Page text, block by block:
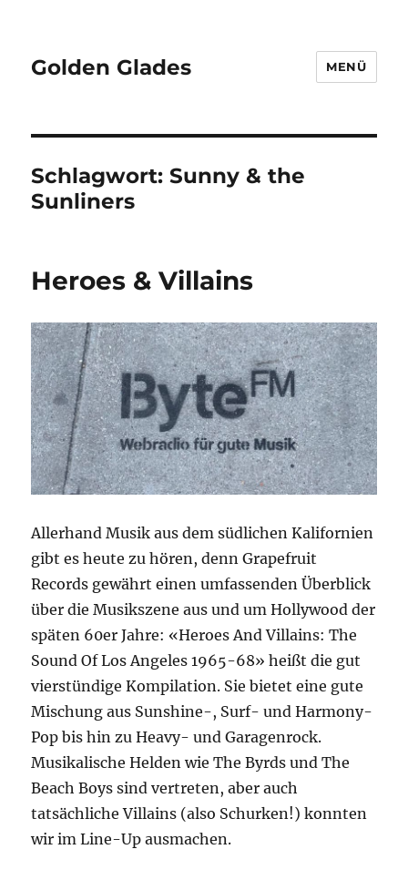
Golden Glades MENÜ
Schlagwort:Sunny & the
Sunliners
Heroes & Villains
Allerhand Musik aus dem südlichen Kalifornien
gibt es heute zu hören, denn Grapefruit
Records gewährt einen umfassenden Überblick
über die Musikszene aus und um Hollywood der
späten 60er Jahre: «Heroes And Villains: The
Sound Of Los Angeles 1965-68» heißt die gut
vierstündige Kompilation. Sie bietet eine gute
Mischung aus Sunshine-, Surf- und Harmony-
Pop bis hin zu Heavy- und Garagenrock.
Musikalische Helden wie The Byrds und The
Beach Boys sind vertreten, aber auch
tatsächliche Villains (also Schurken!) konnten
wir im Line-Up ausmachen.